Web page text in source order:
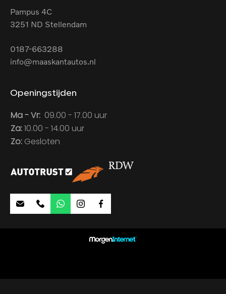
Pampus 4C
3251 ND Stellendam
0187-663288
info@maaskantautos.nl
Openingstijden
Ma - Vr: 09.00 - 17.00 uur
Za:10.00 - 14.00 uur
Zo: Gesloten